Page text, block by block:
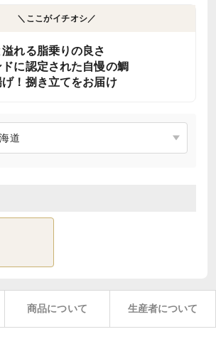
＼ここがイチオシ／
れる脂乗りの良さ
に認定された自慢の鯛
！捌き立てをお届け
商品について 生産者について